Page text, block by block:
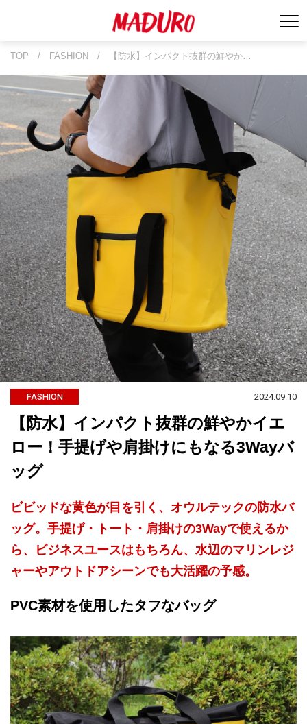
TOP / FASHION / 【防水】インパクト抜群の鮮やか…
FASHION 2024.09.10
【防水】インパクト抜群の鮮やかイエ
ロー！手提げや肩掛けにもなる3Wayバ
ッグ
ビビッドな黄色が目を引く、オウルテックの防水バ
ッグ。手提げ・トート・肩掛けの3Wayで使えるか
ら、ビジネスユースはもちろん、水辺のマリンレジ
ャーやアウトドアシーンでも大活躍の予感。
PVC素材を使用したタフなバッグ